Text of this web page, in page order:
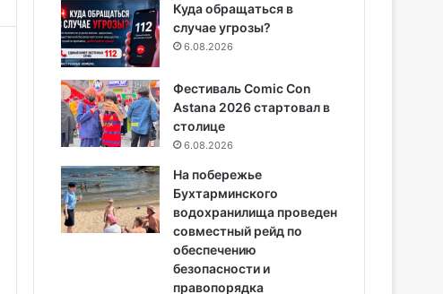
Куда обращаться в
случае угрозы?
6.08.2026
Фестиваль Comic Con
Astana 2026 стартовал в
столице
6.08.2026
На побережье
Бухтарминского
водохранилища проведен
совместный рейд по
обеспечению
безопасности и
правопорядка